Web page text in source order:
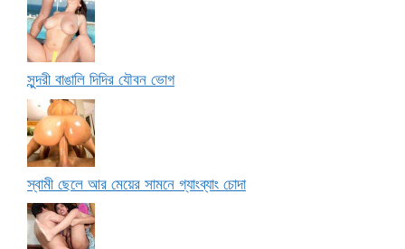
সুন্দরী বাঙালি দিদির যৌবন ভোগ
স্বামী ছেলে আর মেয়ের সামনে গ্যাংব্যাং চোদা